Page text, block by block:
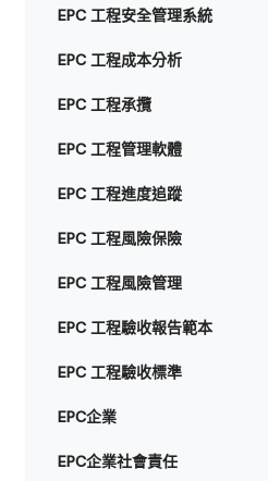
EPC 工程安全管理系統
EPC 工程成本分析
EPC 工程承攬
EPC 工程管理軟體
EPC 工程進度追蹤
EPC 工程風險保險
EPC 工程風險管理
EPC 工程驗收報告範本
EPC 工程驗收標準
EPC企業
EPC企業社會責任